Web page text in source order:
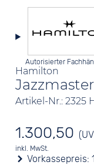
Hamilton
Artikel-Nr.: 2325
Autorisierter
1.300,50
inkl. MwSt.
Vorkassepreis: